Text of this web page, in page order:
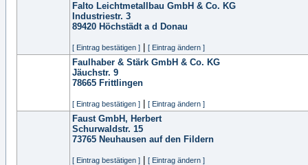
Falto Leichtmetallbau GmbH & Co. KG
Industriestr. 3
89420 Höchstädt a d Donau
[ Eintrag bestätigen ] [ Eintrag ändern ]
Faulhaber & Stärk GmbH & Co. KG
Jäuchstr. 9
78665 Frittlingen
[ Eintrag bestätigen ] [ Eintrag ändern ]
Faust GmbH, Herbert
Schurwaldstr. 15
73765 Neuhausen auf den Fildern
[ Eintrag bestätigen ] [ Eintrag ändern ]